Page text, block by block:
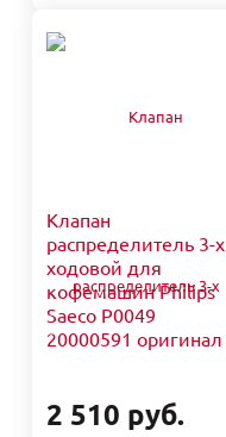
Клапан
распределитель 3-х
ходовой для
кофемашин Philips
Saeco P0049
20000591 оригинал
2 510 руб.